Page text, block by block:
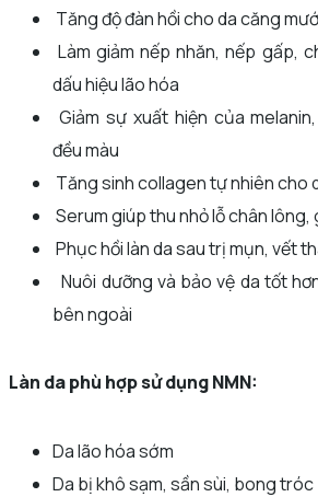
Tăng độ đàn hồi cho da căng
Làm giảm nếp nhăn, nếp gấp,
dấu hiệu lão hóa
Giảm sự xuất hiện của
đều màu
Tăng sinh collagen tự nhiên cho
Serum giúp thu nhỏ lỗ chân lông,
Phục hồi làn da sau trị mụn, vết
Nuôi dưỡng và bảo vệ da tốt
bên ngoài
Làn da phù hợp sử dụng NMN:
Da lão hóa sớm
Da bị khô sạm, sần sùi, bong tróc